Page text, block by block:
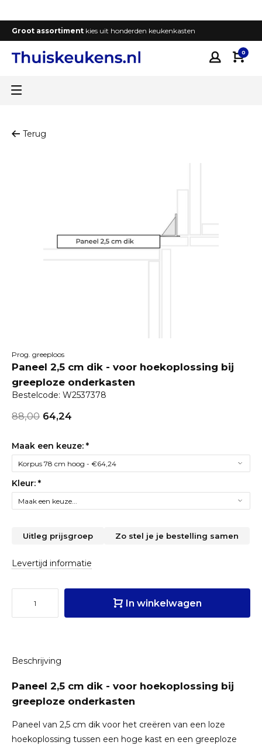
Groot assortiment kies uit honderden keukenkasten
0
Terug
Prog. greeploos
Paneel 2,5 cm dik - voor hoekoplossing bij
greeploze onderkasten
Bestelcode: W2537378
88,00 64,24
Maak een keuze: *
Kleur: *
Uitleg prijsgroep Zo stel je je bestelling samen
Levertijd informatie
In winkelwagen
Beschrijving
Paneel 2,5 cm dik - voor hoekoplossing bij
greeploze onderkasten
Paneel van 2,5 cm dik voor het creëren van een loze
hoekoplossing tussen een hoge kast en een greeploze